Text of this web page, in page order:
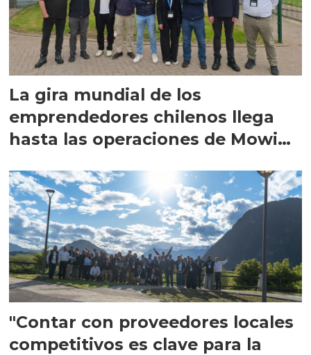
La gira mundial de los
emprendedores chilenos llega
hasta las operaciones de Mowi
"Contar con proveedores locales
competitivos es clave para la